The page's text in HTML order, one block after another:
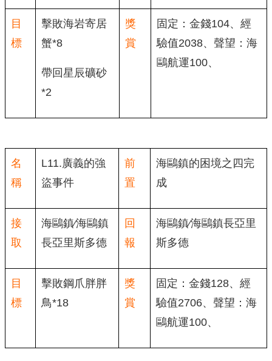
目
標
擊敗海岩寄居
蟹*8
帶回星辰礦砂
*2
獎
賞
固定：金錢104、經
驗值2038、聲望：海
鷗航運100、
名
稱
L11.廣義的強
盜事件
前
置
海鷗鎮的困境之四完
成
接
取
海鷗鎮∕海鷗鎮
長亞里斯多德
回
報
海鷗鎮∕海鷗鎮長亞里
斯多德
目
標
擊敗鋼爪胖胖
鳥*18
獎
賞
固定：金錢128、經
驗值2706、聲望：海
鷗航運100、